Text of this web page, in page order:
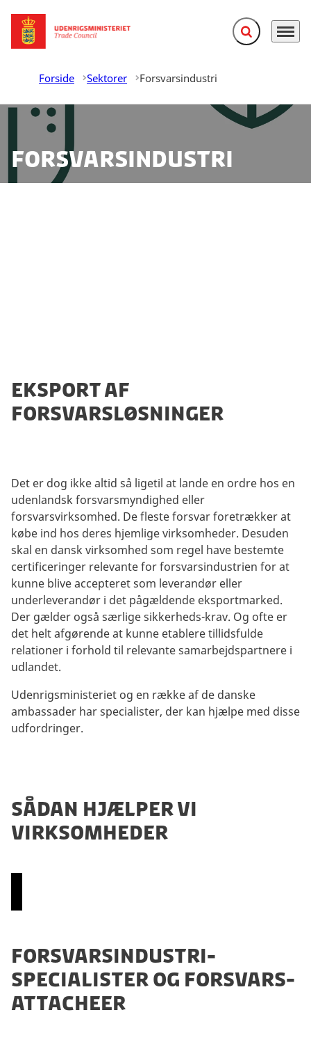
Gå til forsiden Fold søgefelt ud
Menu
Forside Sektorer Forsvarsindustri
Forsvarsindustri
EKSPORT AF
FORSVARSLØSNINGER
Det er dog ikke altid så ligetil at lande en ordre hos en
udenlandsk forsvarsmyndighed eller
forsvarsvirksomhed. De fleste forsvar foretrækker at
købe ind hos deres hjemlige virksomheder. Desuden
skal en dansk virksomhed som regel have bestemte
certificeringer relevante for forsvarsindustrien for at
kunne blive accepteret som leverandør eller
underleverandør i det pågældende eksportmarked.
Der gælder også særlige sikkerheds-krav. Og ofte er
det helt afgørende at kunne etablere tillidsfulde
relationer i forhold til relevante samarbejdspartnere i
udlandet.
Udenrigsministeriet og en række af de danske
ambassader har specialister, der kan hjælpe med disse
udfordringer.
SÅDAN HJÆLPER VI
VIRKSOMHEDER
e
n
i
FORSVARSINDUSTRI-
SPECIALISTER OG FORSVARS-
ATTACHEER